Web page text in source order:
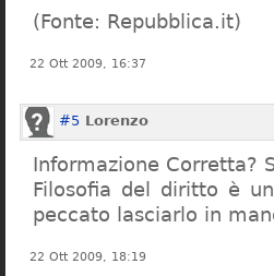
(Fonte: Repubblica.it)
22 Ott 2009, 16:37
#5 Lorenzo
Informazione Corretta?
Filosofia del diritto è
peccato lasciarlo in
22 Ott 2009, 18:19